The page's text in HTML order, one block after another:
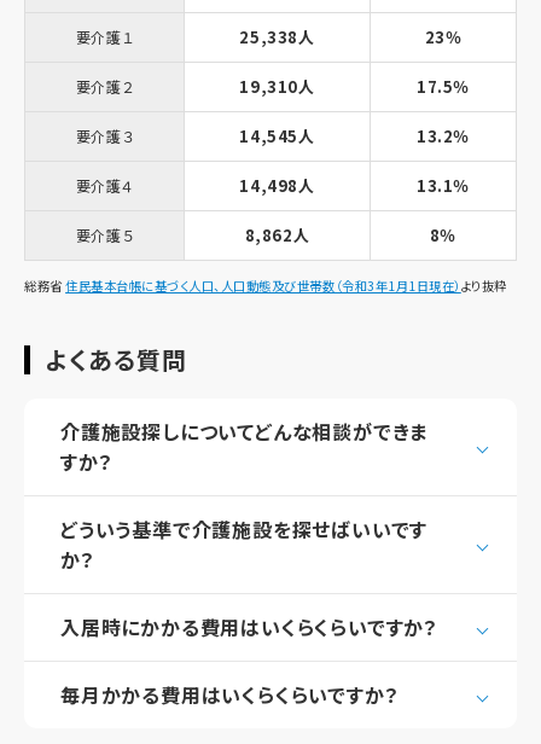
要介護１ 25,338人 23％
要介護２ 19,310人 17.5％
要介護３ 14,545人 13.2％
要介護４ 14,498人 13.1％
要介護５ 8,862人 8％
総務省住民基本台帳に基づく人口、人口動態及び世帯数（令和3年1月1日現在） より抜粋
よくある質問
介護施設探しについてどんな相談ができま
すか？
どういう基準で介護施設を探せばいいです
か？
入居時にかかる費用はいくらくらいですか？
毎月かかる費用はいくらくらいですか？